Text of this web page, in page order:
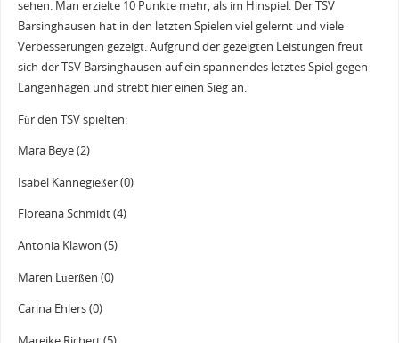
sehen. Man erzielte 10 Punkte mehr, als im Hinspiel. Der TSV
Barsinghausen hat in den letzten Spielen viel gelernt und viele
Verbesserungen gezeigt. Aufgrund der gezeigten Leistungen freut
sich der TSV Barsinghausen auf ein spannendes letztes Spiel gegen
Langenhagen und strebt hier einen Sieg an.
Für den TSV spielten:
Mara Beye (2)
Isabel Kannegießer (0)
Floreana Schmidt (4)
Antonia Klawon (5)
Maren Lüerßen (0)
Carina Ehlers (0)